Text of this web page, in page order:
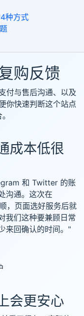
种方式
购反馈
付与售后沟通、以及
你快速判断这个站点
成本低很
和 Twitter 的账
沟通。这次在
，页面选好服务后就
我们这种要兼顾日常
来回确认的时间。"
会更安心